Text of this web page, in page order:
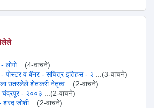
लोगो ...(4-वाचने)
पोस्टर व बॅनर - सचित्र इतिहस - २ ...(3-वाचने)
उतरलेले शेतकरी नेतृत्व ...(2-वाचने)
- २००३ ...(2-वाचने)
शरद जोशी ...(2-वाचने)